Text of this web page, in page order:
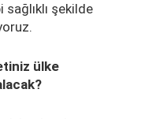
şekilde
ülke